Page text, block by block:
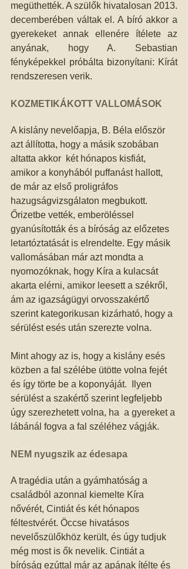
megüthették. A szülők hivatalosan 2013.
decemberében váltak el. A bíró akkor a
gyerekeket annak ellenére ítélete az
anyának, hogy A. Sebastian
fényképekkel próbálta bizonyítani: Kírát
rendszeresen verik.
KOZMETIKÁKOTT VALLOMÁSOK
A kislány nevelőapja, B. Béla először
azt állította, hogy a másik szobában
altatta akkor  két hónapos kisfiát,
amikor a konyhából puffanást hallott,
de már az első proligráfos
hazugságvizsgálaton megbukott.
Őrizetbe vették, emberöléssel
gyanúsították és a bíróság az előzetes
letartóztatását is elrendelte. Egy másik
vallomásában már azt mondta a
nyomozóknak, hogy Kíra a kulacsát
akarta elérni, amikor leesett a székről,
ám az igazságügyi orvosszakértő
szerint kategorikusan kizárható, hogy a
sérülést esés után szerezte volna.
Mint ahogy az is, hogy a kislány esés
közben a fal szélébe ütötte volna fejét
és így törte be a koponyáját.  Ilyen
sérülést a szakértő szerint legfeljebb
úgy szerezhetett volna, ha  a gyereket a
lábánál fogva a fal széléhez vágják.
NEM nyugszik az édesapa
A tragédia után a gyámhatóság a
családból azonnal kiemelte Kíra
nővérét, Cintiát és két hónapos
féltestvérét. Öccse hivatásos
nevelőszülőkhöz került, és úgy tudjuk
még most is ők nevelik. Cintiát a
bíróság ezúttal már az apának ítélte és